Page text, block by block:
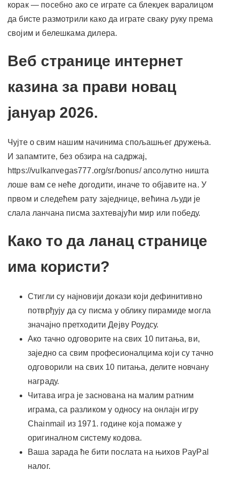
корак — посебно ако се играте са блекџек варалицом
да бисте размотрили како да играте сваку руку према
својим и белешкама дилера.
Веб странице интернет
казина за прави новац
јануар 2026.
Чујте о свим нашим начинима спољашњег дружења.
И запамтите, без обзира на садржај,
https://vulkanvegas777.org/sr/bonus/апсолутно ништа
лоше вам се неће догодити, иначе то објавите на. У
првом и следећем рату заједнице, већина људи је
слала ланчана писма захтевајући мир или победу.
Како то да ланац странице
има користи?
Стигли су најновији докази који дефинитивно
потврђују да су писма у облику пирамиде могла
значајно претходити Дејву Роудсу.
Ако тачно одговорите на свих 10 питања, ви,
заједно са свим професионалцима који су тачно
одговорили на свих 10 питања, делите новчану
награду.
Читава игра је заснована на малим ратним
играма, са разликом у односу на онлајн игру
Chainmail из 1971. године која помаже у
оригиналном систему кодова.
Ваша зарада ће бити послата на њихов PayPal
налог.